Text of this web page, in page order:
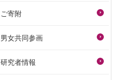
ご寄附
男女共同参画
研究者情報